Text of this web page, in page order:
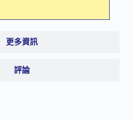
更多資訊
評論